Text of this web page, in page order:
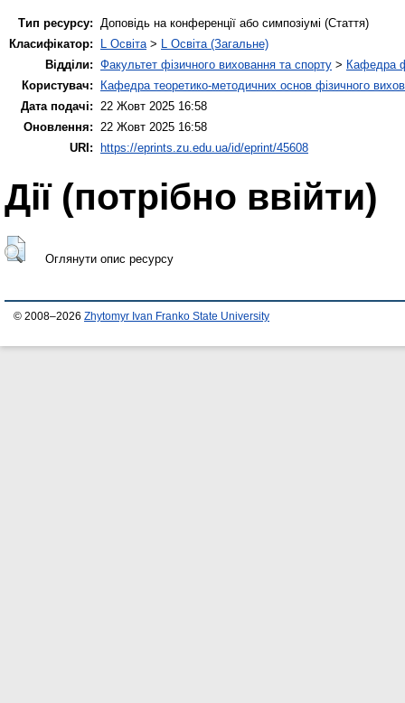
Тип ресурсу:
Доповідь на конференції або симпозіумі (Стаття)
Класифікатор:
L Освіта > L Освіта (Загальне)
Відділи: Факультет фізичного виховання та спорту > Кафедра
Користувач:
Кафедра теоретико-методичних основ фізичного
Дата подачі:
22 Жовт 2025 16:58
Оновлення:
22 Жовт 2025 16:58
URI: https://eprints.zu.edu.ua/id/eprint/45608
Дії ​​(потрібно ввійти)
Оглянути опис ресурсу
© 2008–2026 Zhytomyr Ivan Franko State University